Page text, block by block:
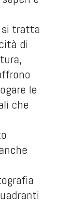
si tratta
di
le
che